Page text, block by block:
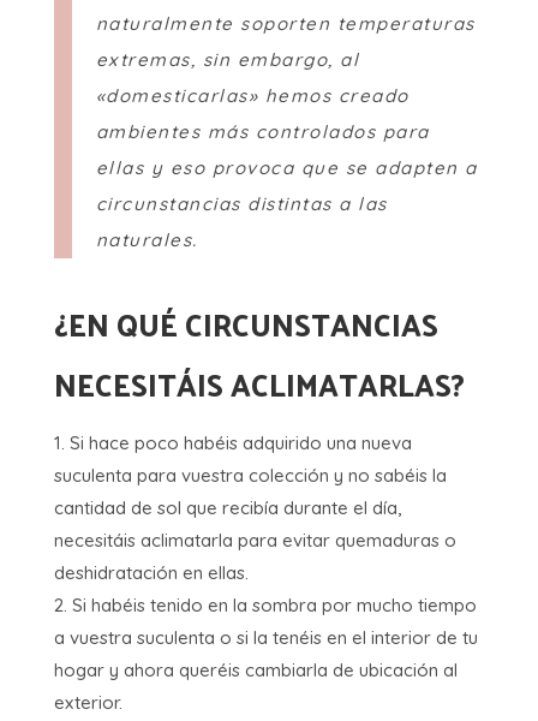
naturalmente soporten temperaturas
extremas, sin embargo, al
«domesticarlas» hemos creado
ambientes más controlados para
ellas y eso provoca que se adapten a
circunstancias distintas a las
naturales.
¿EN QUÉ CIRCUNSTANCIAS
NECESITÁIS ACLIMATARLAS?
Si hace poco habéis adquirido una nueva
suculenta para vuestra colección y no sabéis la
cantidad de sol que recibía durante el día,
necesitáis aclimatarla para evitar quemaduras o
deshidratación en ellas.
Si habéis tenido en la sombra por mucho tiempo
a vuestra suculenta o si la tenéis en el interior de tu
hogar y ahora queréis cambiarla de ubicación al
exterior.